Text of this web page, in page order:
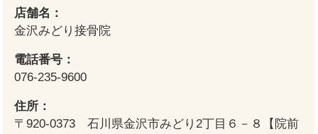
店舗名：
金沢みどり接骨院
電話番号：
076-235-9600
住所：
〒920-0373 石川県金沢市みどり2丁目６－８【院前